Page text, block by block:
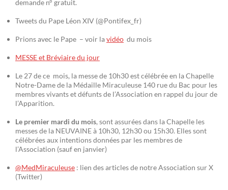
demande n° gratuit.
Tweets du Pape Léon XIV (@Pontifex_fr)
Prions avec le Pape – voir lavidéo du mois
MESSE et Bréviaire du jour
Le 27 de ce mois, la messe de 10h30 est célébrée en la Chapelle
Notre-Dame de la Médaille Miraculeuse 140 rue du Bac pour les
membres vivants et défunts de l’Association en rappel du jour de
l’Apparition.
Le premier mardi du mois, sont assurées dans la Chapelle les
messes de la NEUVAINE à 10h30, 12h30 ou 15h30. Elles sont
célébrées aux intentions données par les membres de
l’Association (sauf en janvier)
@MedMiraculeuse : lien des articles de notre Association sur X
(Twitter)